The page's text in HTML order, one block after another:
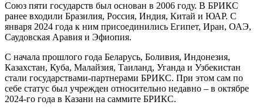
Союз пяти государств был основан в 2006 году. В БРИКС
ранее входили Бразилия, Россия, Индия, Китай и ЮАР. С
января 2024 года к ним присоединились Египет, Иран, ОАЭ,
Саудовская Аравия и Эфиопия.
С начала прошлого года Беларусь, Боливия, Индонезия,
Казахстан, Куба, Малайзия, Таиланд, Уганда и Узбекистан
стали государствами-партнерами БРИКС. При этом сам по
себе статус был учрежден относительно недавно – в октябре
2024-го года в Казани на саммите БРИКС.